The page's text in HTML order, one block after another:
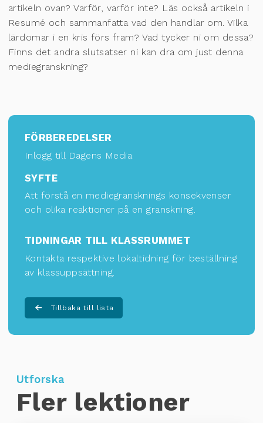
artikeln ovan? Varför, varför inte? Läs också artikeln i
Resumé och sammanfatta vad den handlar om. Vilka
lärdomar i en kris förs fram? Vad tycker ni om dessa?
Finns det andra slutsatser ni kan dra om just denna
mediegranskning?
FÖRBEREDELSER
Inlogg till Dagens Media
SYFTE
Att förstå en mediegransknings konsekvenser
och olika reaktioner på en granskning.
TIDNINGAR TILL KLASSRUMMET
Kontakta respektive lokaltidning för beställning
av klassuppsättning.
Tillbaka till lista
Utforska
Fler lektioner